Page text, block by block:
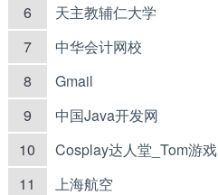
6 天主教辅仁大学
7 中华会计网校
8 Gmail
9 中国Java开发网
10 Cosplay达人堂_Tom游戏
11 上海航空